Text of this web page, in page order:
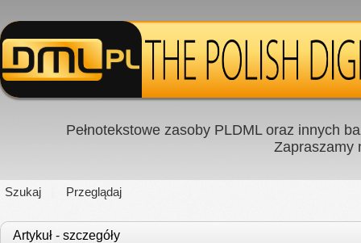
Pełnotekstowe zasoby PLDML oraz innych
Zapraszamy
Szukaj Przeglądaj
Artykuł - szczegóły